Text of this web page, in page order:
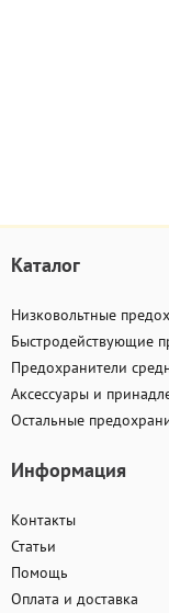
Каталог
Низковольтные
Быстродействующие
Предохранители
Аксессуары и
Остальные
Информация
Контакты
Статьи
Помощь
Оплата и доставка